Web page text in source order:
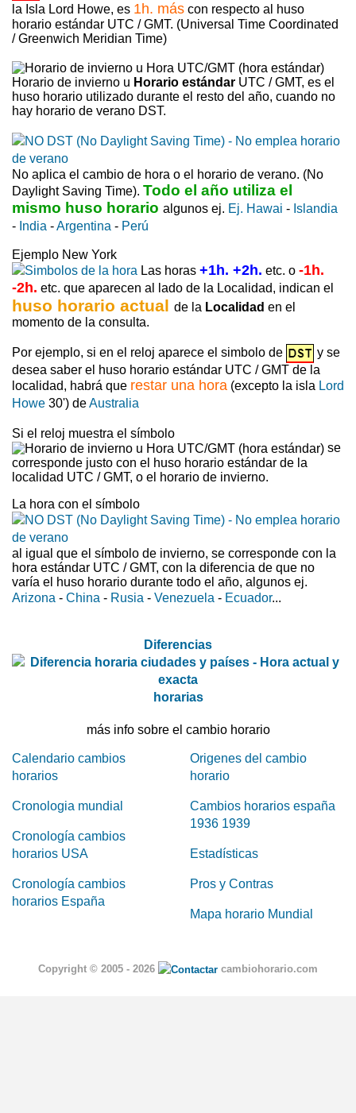
la Isla Lord Howe, es 1h. más con respecto al huso
horario estándar UTC / GMT. (Universal Time Coordinated
/ Greenwich Meridian Time)
Horario de invierno u Horario estándar UTC / GMT, es el
huso horario utilizado durante el resto del año, cuando no
hay horario de verano DST.
No aplica el cambio de hora o el horario de verano. (No
Daylight Saving Time). Todo el año utiliza el
mismo huso horario algunos ej. Ej. Hawai - Islandia
- India -Argentina - Perú
Ejemplo New York
Las horas +1h. +2h. etc. o -1h.
-2h. etc. que aparecen al lado de la Localidad, indican el
huso horario actual de la Localidad en el
momento de la consulta.
Por ejemplo, si en el reloj aparece el simbolo de
y se
desea saber el huso horario estándar UTC / GMT de la
localidad, habrá que restar una hora (excepto la isla Lord
Howe 30') deAustralia
Si el reloj muestra el símbolo
se
corresponde justo con el huso horario estándar de la
localidad UTC / GMT, o el horario de invierno.
La hora con el símbolo
al igual que el símbolo de invierno, se corresponde con la
hora estándar UTC / GMT, con la diferencia de que no
varía el huso horario durante todo el año, algunos ej.
Arizona - China - Rusia - Venezuela - Ecuador...
Diferencias
horarias
más info sobre el cambio horario
Calendario cambios
horarios
Cronologia mundial
Cronología cambios
horarios USA
Cronología cambios
horarios España
Origenes del cambio
horario
Cambios horarios españa
1936 1939
Estadísticas
Pros y Contras
Mapa horario Mundial
Copyright © 2005 - 2026 cambiohorario.com